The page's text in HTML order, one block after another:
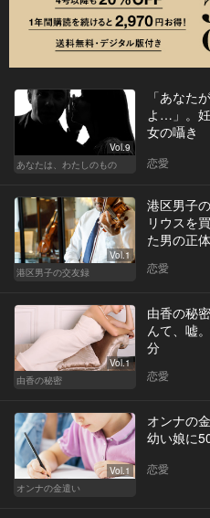
Vol.9
あなたは、わたしのもの
「あなた
よ…」。
女の囁き
恋愛
Vol.1
港区男子の交友録
港区男子
リウスを
た男の正体
恋愛
Vol.1
由香の秘密
由香の秘
んて、嘘
分
恋愛
Vol.1
オンナの金遣い
オンナの
幼い娘に
恋愛